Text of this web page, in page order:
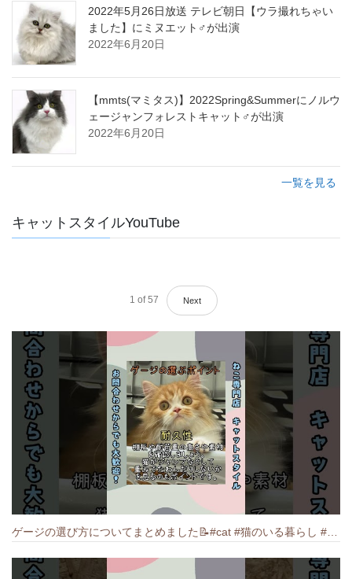
2022年5月26日放送 テレビ朝日【ウラ撮れちゃい
ました】にミヌエット♂が出演
2022年6月20日
【mmts(マミタス)】2022Spring&Summerにノルウ
ェージャンフォレストキャット♂が出演
2022年6月20日
一覧を見る
キャットスタイルYouTube
1 of 57 Next